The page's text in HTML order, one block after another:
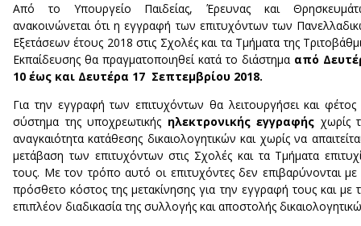
Από το Υπουργείο Παιδείας, Έρευνας και
ανακοινώνεται ότι η εγγραφή των επιτυχόντων των
Εξετάσεων έτους 2018 στις Σχολές και τα Τμήματα της
Εκπαίδευσης θα πραγματοποιηθεί κατά το διάστημα από
10 έως και Δευτέρα 17 Σεπτεμβρίου 2018.
Για την εγγραφή των επιτυχόντων θα λειτουργήσει και φέτος
σύστημα της υποχρεωτικής ηλεκτρονικής εγγραφής χωρίς
αναγκαιότητα κατάθεσης δικαιολογητικών και χωρίς να
μετάβαση των επιτυχόντων στις Σχολές και τα Τμήματα
τους. Με τον τρόπο αυτό οι επιτυχόντες δεν επιβαρύνονται με
πρόσθετο κόστος της μετακίνησης για την εγγραφή τους και με
επιπλέον διαδικασία της συλλογής και αποστολής